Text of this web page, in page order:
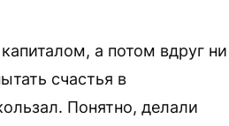
а потом вдруг ни
счастья в
Понятно, делали